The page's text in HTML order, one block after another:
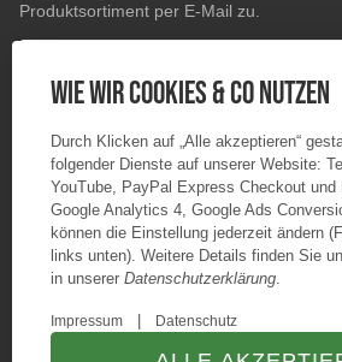
Produktsortiment per E-Mail zu.
Wie wir Cookies & Co nutzen
Durch Klicken auf „Alle akzeptieren“
folgender Dienste auf unserer Website:
YouTube, PayPal Express Checkout und
Google Analytics 4, Google Ads
können die Einstellung jederzeit ändern
links unten). Weitere Details finden Sie
in unserer Datenschutzerklärung.
Impressum Datenschutz